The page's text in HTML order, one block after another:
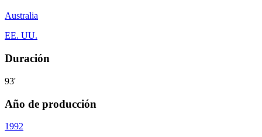
Australia
EE. UU.
Duración
93'
Año de producción
1992